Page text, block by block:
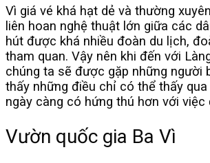
Vì giá vé khá hạt dẻ và thường
liên hoan nghệ thuật lớn giữa các
hút được khá nhiều đoàn du lịch,
tham quan. Vậy nên khi đến với
chúng ta sẽ được gặp những người
thấy những điều chỉ có thể thấy
ngày càng có hứng thú hơn với việc
Vườn quốc gia Ba Vì